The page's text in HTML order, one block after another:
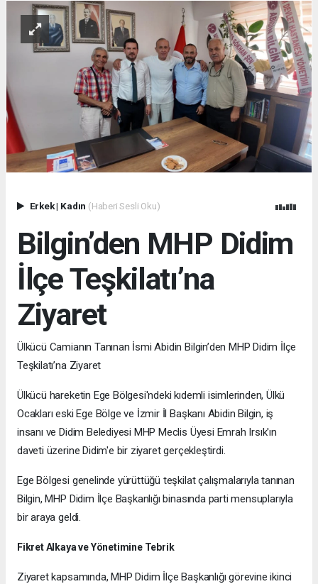
Erkek| Kadın (Haberi Sesli Oku)
Bilgin’den MHP Didim
İlçe Teşkilatı’na
Ziyaret
Ülkücü Camianın Tanınan İsmi Abidin Bilgin’den MHP Didim İlçe
Teşkilatı’na Ziyaret
Ülkücü hareketin Ege Bölgesi'ndeki kıdemli isimlerinden, Ülkü
Ocakları eski Ege Bölge ve İzmir İl Başkanı Abidin Bilgin, iş
insanı ve Didim Belediyesi MHP Meclis Üyesi Emrah Irsık'ın
daveti üzerine Didim'e bir ziyaret gerçekleştirdi.
Ege Bölgesi genelinde yürüttüğü teşkilat çalışmalarıyla tanınan
Bilgin, MHP Didim İlçe Başkanlığı binasında parti mensuplarıyla
bir araya geldi.
Fikret Alkaya ve Yönetimine Tebrik
Ziyaret kapsamında, MHP Didim İlçe Başkanlığı görevine ikinci